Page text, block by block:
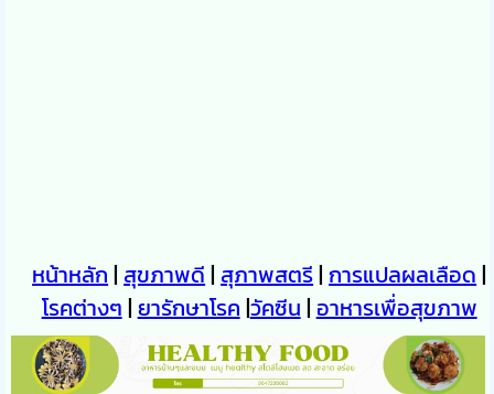
หน้าหลัก | สุขภาพดี | สุภาพสตรี|การแปลผลเลือด |
โรคต่างๆ | ยารักษาโรค |วัคซีน | อาหารเพื่อสุขภาพ